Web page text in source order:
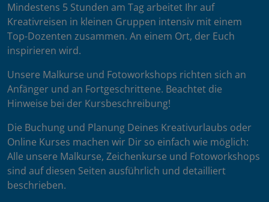
Mindestens 5 Stunden am Tag arbeitet Ihr auf
Kreativreisen in kleinen Gruppen intensiv mit einem
Top-Dozenten zusammen. An einem Ort, der Euch
inspirieren wird.
Unsere Malkurse und Fotoworkshops richten sich an
Anfänger und an Fortgeschrittene. Beachtet die
Hinweise bei der Kursbeschreibung!
Die Buchung und Planung Deines Kreativurlaubs oder
Online Kurses machen wir Dir so einfach wie möglich:
Alle unsere Malkurse, Zeichenkurse und Fotoworkshops
sind auf diesen Seiten ausführlich und detailliert
beschrieben.